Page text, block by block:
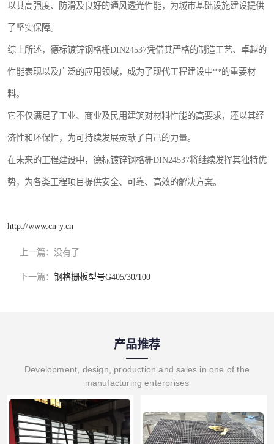
以其高强度、防滑及良好的通风透光性能，为城市基础设施建设提供
了坚实保障。
综上所述，德标镀锌钢格栅DIN24537凭借其严格的制造工艺、卓越的
性能表现以及广泛的应用领域，成为了现代工程建设中**的重要材
料。
它不仅满足了工业、商业及民用建筑对材料性能的高要求，还以其经
济性和环保性，为可持续发展贡献了自己的力量。
在未来的工程建设中，德标镀锌钢格栅DIN24537将继续发挥其独特优
势，为各类工程项目提供安全、可靠、高效的解决方案。
http://www.cn-y.cn
上一篇： 没有了
下一篇： 钢格栅板型号G405/30/100
产品推荐
Development, design, production and sales in one of the
manufacturing enterprises